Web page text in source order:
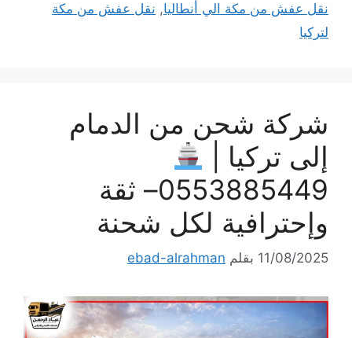
نقل عفش من مكة الي أنطاليا, نقل عفش من مكة
لتركيا
شركة شحن من الدمام
إلى تركيا |
0553885449– ثقة
وإحترافية لكل شحنة
11/08/2025 بقلم ebad-alrahman